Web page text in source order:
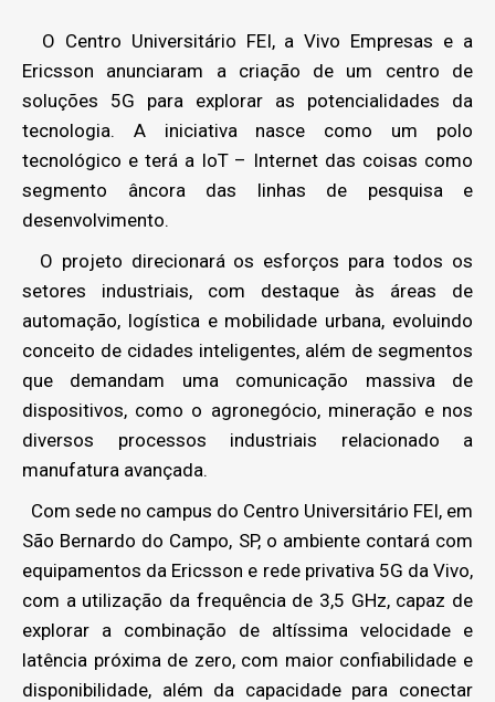
O Centro Universitário FEI, a Vivo Empresas e a
Ericsson anunciaram a criação de um centro de
soluções 5G para explorar as potencialidades da
tecnologia. A iniciativa nasce como um polo
tecnológico e terá a IoT – Internet das coisas como
segmento âncora das linhas de pesquisa e
desenvolvimento.
O projeto direcionará os esforços para todos os
setores industriais, com destaque às áreas de
automação, logística e mobilidade urbana, evoluindo
conceito de cidades inteligentes, além de segmentos
que demandam uma comunicação massiva de
dispositivos, como o agronegócio, mineração e nos
diversos processos industriais relacionado a
manufatura avançada.
Com sede no campus do Centro Universitário FEI, em
São Bernardo do Campo, SP, o ambiente contará com
equipamentos da Ericsson e rede privativa 5G da Vivo,
com a utilização da frequência de 3,5 GHz, capaz de
explorar a combinação de altíssima velocidade e
latência próxima de zero, com maior confiabilidade e
disponibilidade, além da capacidade para conectar